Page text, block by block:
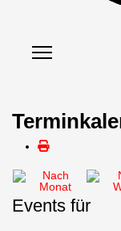
Events für